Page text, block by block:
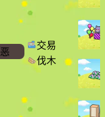
恶
交易
伐木